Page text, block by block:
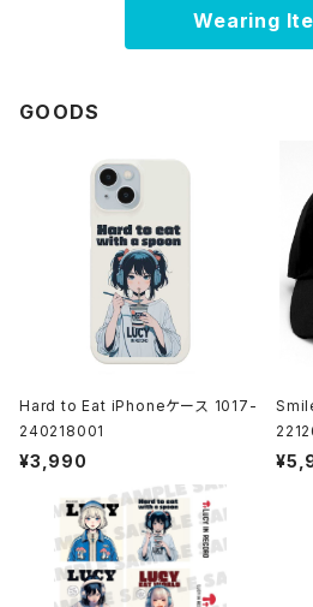
Wearing
GOODS
Hard to Eat iPhoneケース 1017-
240218001
¥3,990